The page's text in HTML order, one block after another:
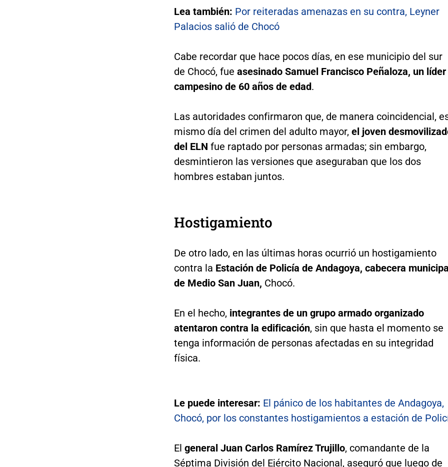
Lea también: Por reiteradas amenazas en su contra, Leyner
Palacios salió de Chocó
Cabe recordar que hace pocos días, en ese municipio del sur
de Chocó, fue asesinado Samuel Francisco Peñaloza, un líder
campesino de 60 años de edad.
Las autoridades confirmaron que, de manera coincidencial,
mismo día del crimen del adulto mayor, el joven
del ELN fue raptado por personas armadas; sin embargo,
desmintieron las versiones que aseguraban que los dos
hombres estaban juntos.
Hostigamiento
De otro lado, en las últimas horas ocurrió un hostigamiento
contra la Estación de Policía de Andagoya, cabecera
de Medio San Juan, Chocó.
En el hecho, integrantes de un grupo armado organizado
atentaron contra la edificación, sin que hasta el momento se
tenga información de personas afectadas en su integridad
física.
Le puede interesar: El pánico de los habitantes de Andagoya,
Chocó, por los constantes hostigamientos a estación de
El general Juan Carlos Ramírez Trujillo, comandante de la
Séptima División del Ejército Nacional, aseguró que luego de